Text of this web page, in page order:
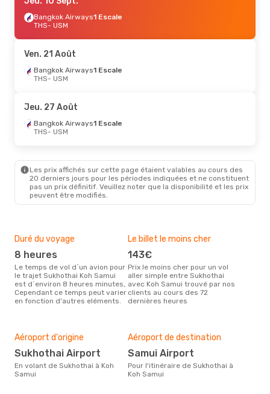
Bangkok Airways1 Escale
THS- USM
USM- THS
Bangkok Airways1 Escale
THS- USM
Ven. 21 Août
Bangkok Airways1 Escale
THS- USM
Jeu. 27 Août
Bangkok Airways1 Escale
THS- USM
Les prix affichés sur cette page étaient valables au cours des
20 derniers jours pour les périodes indiquées et ne constituent
pas un prix définitif. Veuillez noter que la disponibilité et les prix
peuvent être modifiés.
Duré du voyage
8 heures
Le temps de vol d´un avion pour
le trajet Sukhothai Koh Samui
est d´environ 8 heures minutes,
Cependant ce temps peut varier
en fonction d'autres eléments.
Le billet le moins cher
143€
Prix le moins cher pour un vol
aller simple entre Sukhothai
avec Koh Samui trouvé par nos
clients au cours des 72
dernières heures
Aéroport d'origine
Sukhothai Airport
En volant de Sukhothai à Koh
Samui
Aéroport de destination
Samui Airport
Pour l'itinéraire de Sukhothai à
Koh Samui